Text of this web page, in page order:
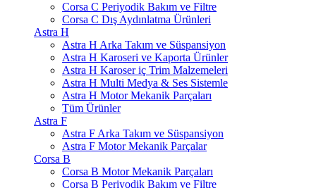
Corsa C Periyodik Bakım ve Filtre
Corsa C Dış Aydınlatma Ürünleri
Astra H
Astra H Arka Takım ve Süspansiyon
Astra H Karoseri ve Kaporta Ürünler
Astra H Karoser iç Trim Malzemeleri
Astra H Multi Medya & Ses Sistemle
Astra H Motor Mekanik Parçaları
Tüm Ürünler
Astra F
Astra F Arka Takım ve Süspansiyon
Astra F Motor Mekanik Parçalar
Corsa B
Corsa B Motor Mekanik Parçaları
Corsa B Periyodik Bakım ve Filtre